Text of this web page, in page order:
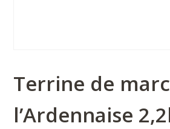
Terrine de
l’Ardennaise